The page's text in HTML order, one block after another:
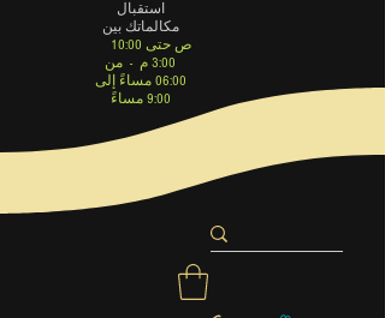
استقبال
مكالماتك بين
10:00 ص حتى
3:00 م
- من
06:00 مساءً إلى
9:00 مساءً